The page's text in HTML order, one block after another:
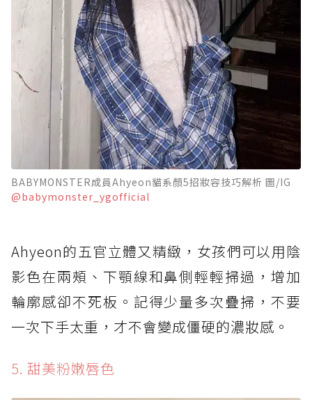
BABYMONSTER成員Ahyeon貓系顏5招妝容技巧解析 圖/IG
@babymonster_ygofficial
Ahyeon的五官立體又精緻，女孩們可以用陰
影色在兩頰、下顎線和鼻側輕輕掃過，增加
輪廓感卻不死板。記得少量多次疊掃，不要
一次下手太重，才不會變成僵硬的濃妝感。
5. 甜美粉嫩唇色